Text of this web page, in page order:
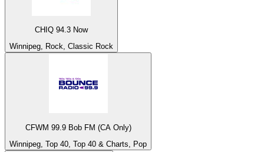
CHIQ 94.3 Now
Winnipeg, Rock, Classic Rock
CFWM 99.9 Bob FM (CA Only)
Winnipeg, Top 40, Top 40 & Charts, Pop